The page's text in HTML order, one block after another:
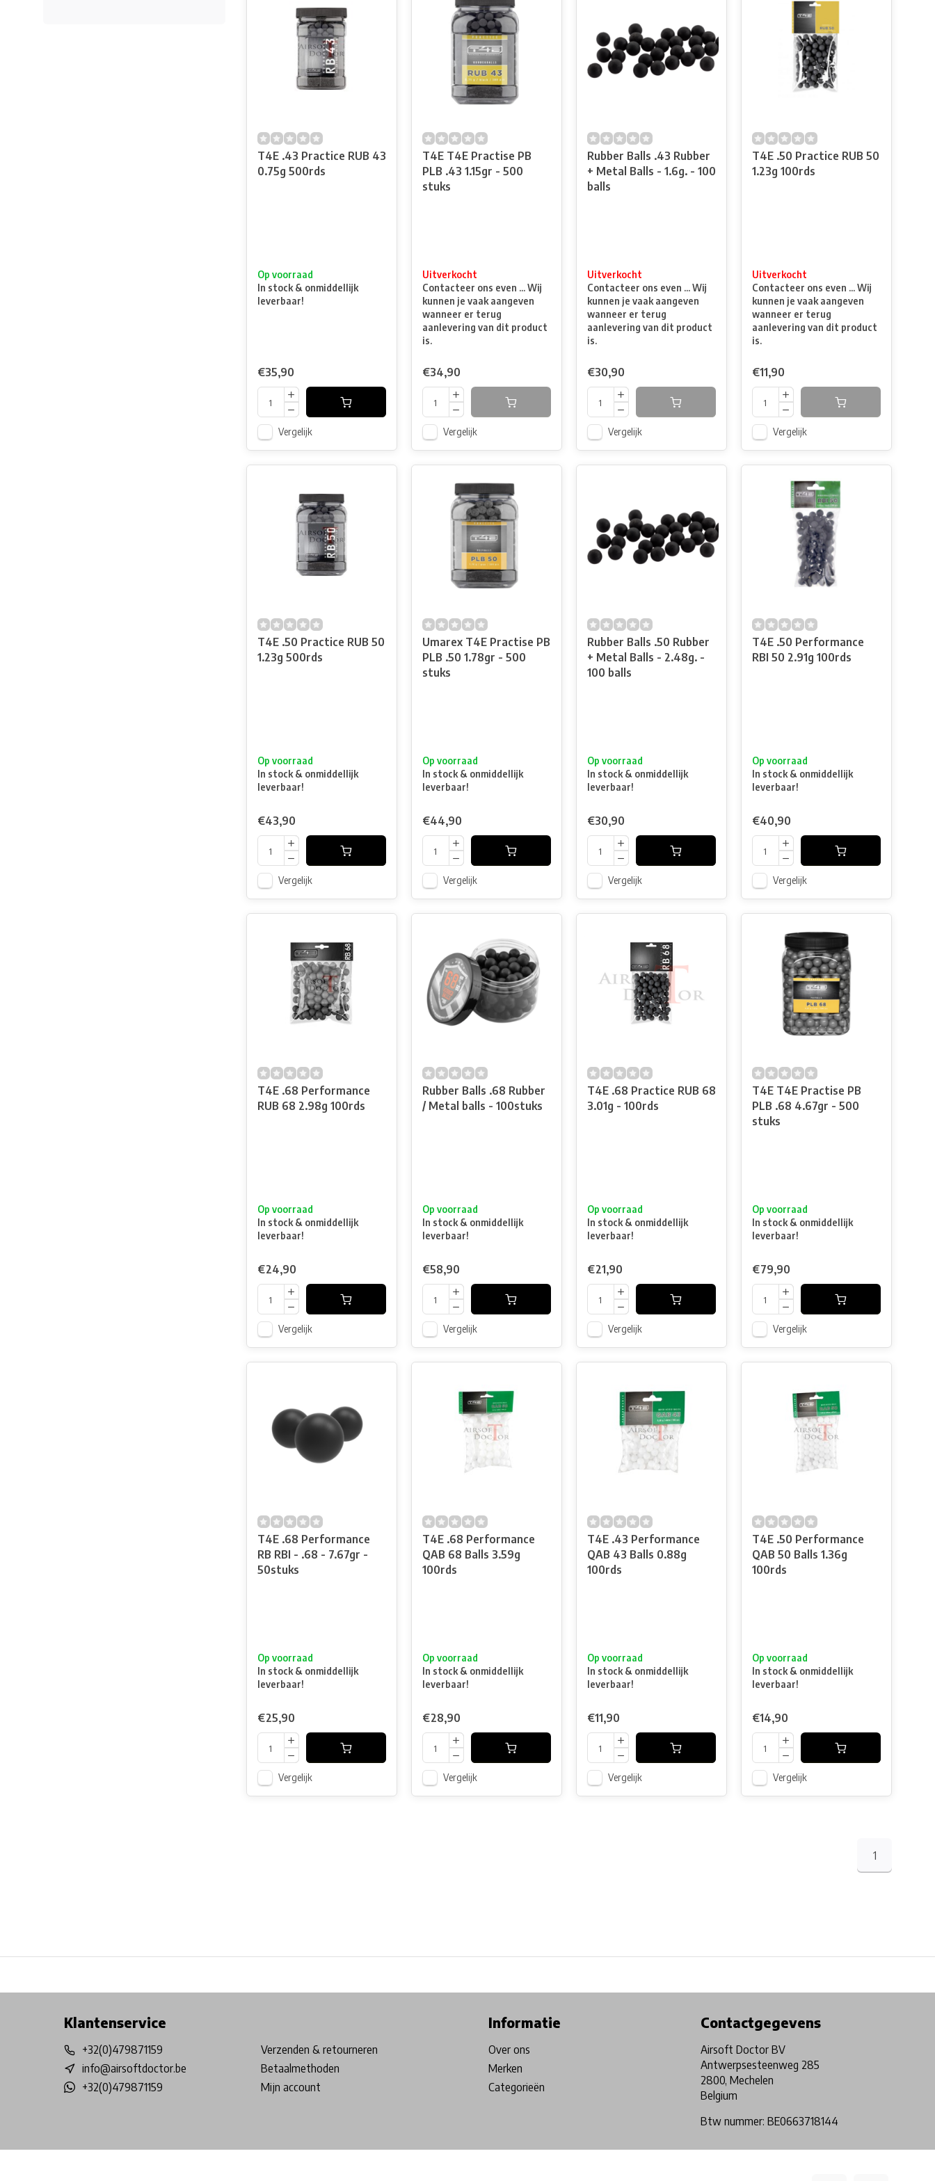
T4E .43 Practice RUB 43
0.75g 500rds
Op voorraad
In stock & onmiddellijk
leverbaar!
€35,90
Vergelijk
T4E T4E Practise PB
PLB .43 1.15gr - 500
stuks
Uitverkocht
Contacteer ons even ... Wij
kunnen je vaak aangeven
wanneer er terug
aanlevering van dit product
is.
€34,90
Vergelijk
Rubber Balls .43 Rubber
+ Metal Balls - 1.6g. - 100
balls
Uitverkocht
Contacteer ons even ... Wij
kunnen je vaak aangeven
wanneer er terug
aanlevering van dit product
is.
€30,90
Vergelijk
T4E .50 Practice RUB 50
1.23g 100rds
Uitverkocht
Contacteer ons even ... Wij
kunnen je vaak aangeven
wanneer er terug
aanlevering van dit product
is.
€11,90
Vergelijk
T4E .50 Practice RUB 50
1.23g 500rds
Op voorraad
In stock & onmiddellijk
leverbaar!
€43,90
Vergelijk
Umarex T4E Practise PB
PLB .50 1.78gr - 500
stuks
Op voorraad
In stock & onmiddellijk
leverbaar!
€44,90
Vergelijk
Rubber Balls .50 Rubber
+ Metal Balls - 2.48g. -
100 balls
Op voorraad
In stock & onmiddellijk
leverbaar!
€30,90
Vergelijk
T4E .50 Performance
RBI 50 2.91g 100rds
Op voorraad
In stock & onmiddellijk
leverbaar!
€40,90
Vergelijk
T4E .68 Performance
RUB 68 2.98g 100rds
Op voorraad
In stock & onmiddellijk
leverbaar!
€24,90
Vergelijk
Rubber Balls .68 Rubber
/ Metal balls - 100stuks
Op voorraad
In stock & onmiddellijk
leverbaar!
€58,90
Vergelijk
T4E .68 Practice RUB 68
3.01g - 100rds
Op voorraad
In stock & onmiddellijk
leverbaar!
€21,90
Vergelijk
T4E T4E Practise PB
PLB .68 4.67gr - 500
stuks
Op voorraad
In stock & onmiddellijk
leverbaar!
€79,90
Vergelijk
T4E .68 Performance
RB RBI - .68 - 7.67gr -
50stuks
Op voorraad
In stock & onmiddellijk
leverbaar!
€25,90
Vergelijk
T4E .68 Performance
QAB 68 Balls 3.59g
100rds
Op voorraad
In stock & onmiddellijk
leverbaar!
€28,90
Vergelijk
T4E .43 Performance
QAB 43 Balls 0.88g
100rds
Op voorraad
In stock & onmiddellijk
leverbaar!
€11,90
Vergelijk
T4E .50 Performance
QAB 50 Balls 1.36g
100rds
Op voorraad
In stock & onmiddellijk
leverbaar!
€14,90
Vergelijk
1
Klantenservice
+32(0)479871159
info@airsoftdoctor.be
+32(0)479871159
Verzenden & retourneren
Betaalmethoden
Mijn account
Informatie
Over ons
Merken
Categorieën
Contactgegevens
Airsoft Doctor BV
Antwerpsesteenweg 285
2800, Mechelen
Belgium
Btw nummer: BE0663718144